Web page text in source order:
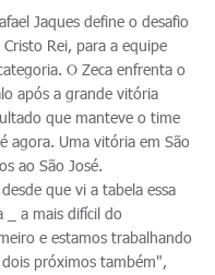
Jaques define o desafio
Rei, para a equipe
O Zeca enfrenta o
após a grande vitória
que manteve o time
agora. Uma vitória em São
ao São José.
que vi a tabela essa
_ a mais difícil do
e estamos trabalhando
próximos também",